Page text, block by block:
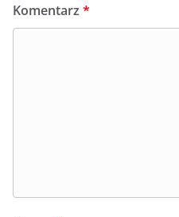
Komentarz *